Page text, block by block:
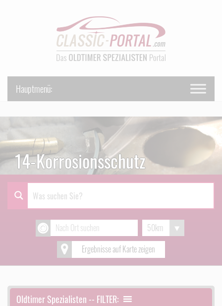
14-Korrosionsschutz
Ergebnisse auf Karte zeigen
Oldtimer Spezialisten -- FILTER: